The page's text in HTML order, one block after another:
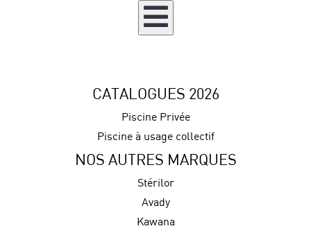
CATALOGUES 2026
Piscine Privée
Piscine à usage collectif
NOS AUTRES MARQUES
Stérilor
Avady
Kawana